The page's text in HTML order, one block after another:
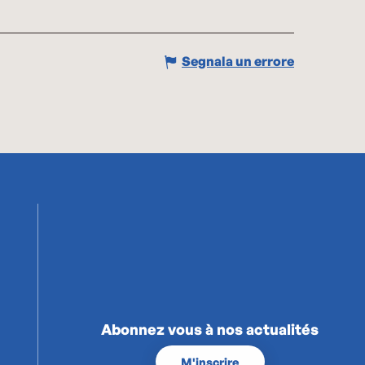
Segnala un errore
Abonnez vous à nos actualités
M'inscrire